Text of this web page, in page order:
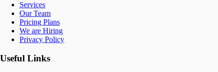
Services
Our Team
Pricing Plans
We are Hiring
Privacy Policy
Useful Links